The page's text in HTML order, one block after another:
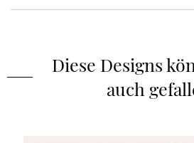
die Ewigkeit festzuhalten.
Diese Designs
auch